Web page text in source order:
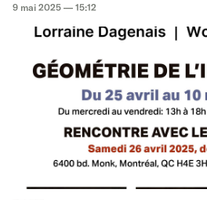
dialogue profondément personnel.»
Le parcours artistique de Krieger a
1970, avec la sculpture. Il a d'abord
organiques du bois flotté, avant de se
de la pierre, l’aspect industriel de
techniques mixtes. Ses influences
fétiches africains, de l'élégance des
asiatiques, et des innovations avant-
Constantin Brancusi à David Smith.
9 mai 2025 — 15:12